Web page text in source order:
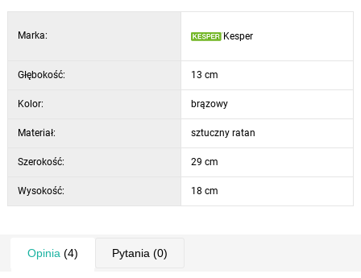
Marka: Kesper
Głębokość: 13 cm
Kolor: brązowy
Materiał: sztuczny ratan
Szerokość: 29 cm
Wysokość: 18 cm
Opinia (4) Pytania (0)